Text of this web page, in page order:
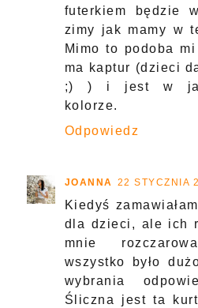
futerkiem będzie
zimy jak mamy w
Mimo to podoba
ma kaptur (dzieci
;) ) i jest w
kolorze.
Odpowiedz
JOANNA 22 STYCZNIA
Kiedyś
dla dzieci, ale ich
mnie
wszystko było
wybrania
Śliczna jest ta